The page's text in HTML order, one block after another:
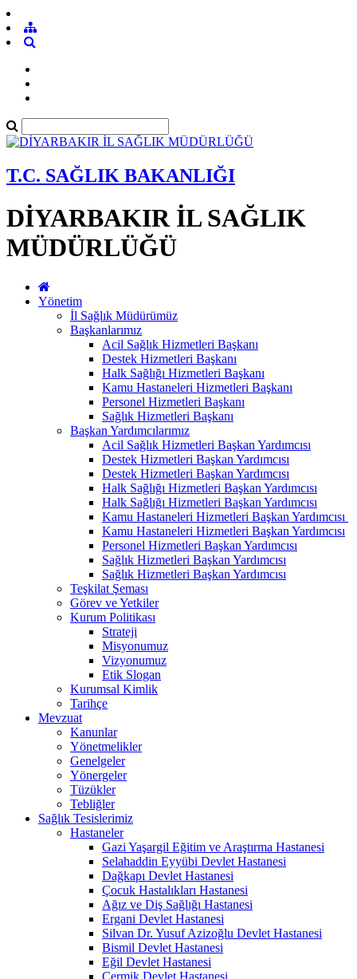
T.C. SAĞLIK BAKANLIĞI
DİYARBAKIR İL SAĞLIK
MÜDÜRLÜĞÜ
Yönetim
İl Sağlık Müdürümüz
Başkanlarımız
Acil Sağlık Hizmetleri Başkanı
Destek Hizmetleri Başkanı
Halk Sağlığı Hizmetleri Başkanı
Kamu Hastaneleri Hizmetleri Başkanı
Personel Hizmetleri Başkanı
Sağlık Hizmetleri Başkanı
Başkan Yardımcılarımız
Acil Sağlık Hizmetleri Başkan Yardımcısı
Destek Hizmetleri Başkan Yardımcısı
Destek Hizmetleri Başkan Yardımcısı
Halk Sağlığı Hizmetleri Başkan Yardımcısı
Halk Sağlığı Hizmetleri Başkan Yardımcısı
Kamu Hastaneleri Hizmetleri Başkan Yardımcısı ​
Kamu Hastaneleri Hizmetleri Başkan Yardımcısı
Personel Hizmetleri Başkan Yardımcısı
Sağlık Hizmetleri Başkan Yardımcısı
Sağlık Hizmetleri Başkan Yardımcısı
Teşkilat Şeması
Görev ve Yetkiler
Kurum Politikası
Strateji
Misyonumuz
Vizyonumuz
Etik Slogan
Kurumsal Kimlik
Tarihçe
Mevzuat
Kanunlar
Yönetmelikler
Genelgeler
Yönergeler
Tüzükler
Tebliğler
Sağlık Tesislerimiz
Hastaneler
Gazi Yaşargil Eğitim ve Araştırma Hastanesi
Selahaddin Eyyübi Devlet Hastanesi
Dağkapı Devlet Hastanesi
Çocuk Hastalıkları Hastanesi
Ağız ve Diş Sağlığı Hastanesi
Ergani Devlet Hastanesi
Silvan Dr. Yusuf Azizoğlu Devlet Hastanesi
Bismil Devlet Hastanesi
Eğil Devlet Hastanesi
Çermik Devlet Hastanesi